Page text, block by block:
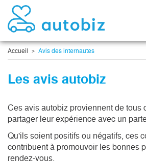
Accueil Avis des internautes
Les avis autobiz
Ces avis autobiz proviennent de tous
partager leur expérience avec un
Qu'ils soient positifs ou négatifs, ces
contribuent à promouvoir les bonnes
rendez-vous.